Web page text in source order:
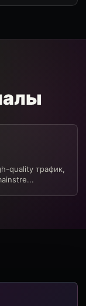
quality трафик,